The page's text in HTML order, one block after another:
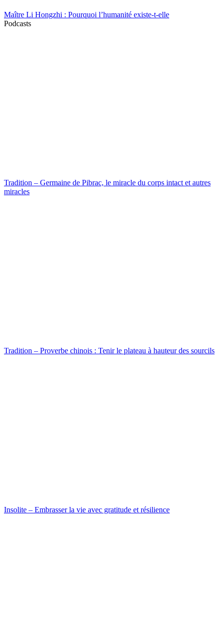
Maître Li Hongzhi : Pourquoi l’humanité existe-t-elle
Podcasts
Tradition – Germaine de Pibrac, le miracle du corps intact et autres
miracles
Tradition – Proverbe chinois : Tenir le plateau à hauteur des sourcils
Insolite – Embrasser la vie avec gratitude et résilience